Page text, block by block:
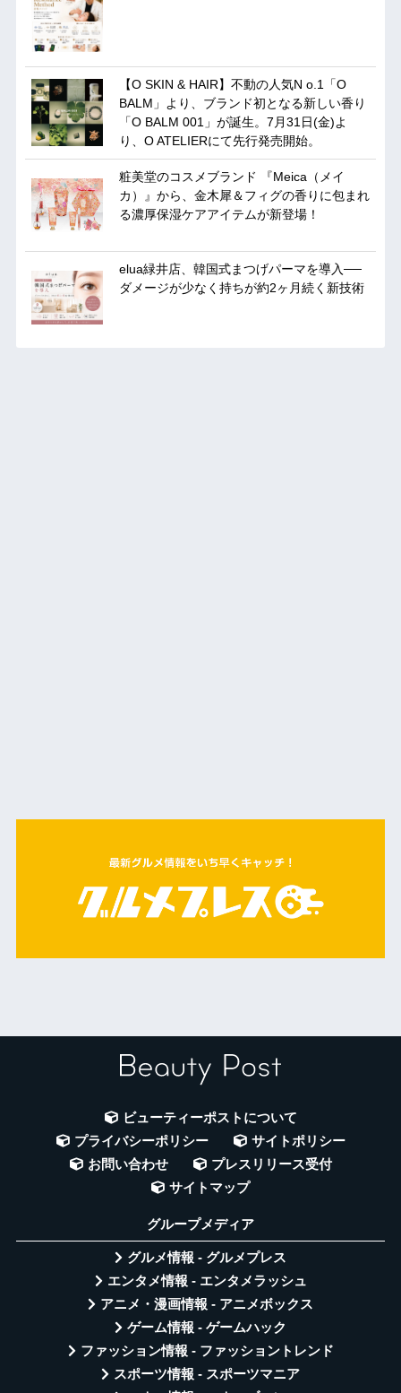
【O SKIN & HAIR】不動の人気N o.1「O
BALM」より、ブランド初となる新しい香り
「O BALM 001」が誕生。7月31日(金)よ
り、O ATELIERにて先行発売開始。
粧美堂のコスメブランド 『Meica（メイ
カ）』から、金木犀＆フィグの香りに包まれ
る濃厚保湿ケアアイテムが新登場！
elua緑井店、韓国式まつげパーマを導入──
ダメージが少なく持ちが約2ヶ月続く新技術
ビューティーポストについて
プライバシーポリシー
サイトポリシー
お問い合わせ
プレスリリース受付
サイトマップ
グループメディア
グルメ情報 - グルメプレス
エンタメ情報 - エンタメラッシュ
アニメ・漫画情報 - アニメボックス
ゲーム情報 - ゲームハック
ファッション情報 - ファッショントレンド
スポーツ情報 - スポーツマニア